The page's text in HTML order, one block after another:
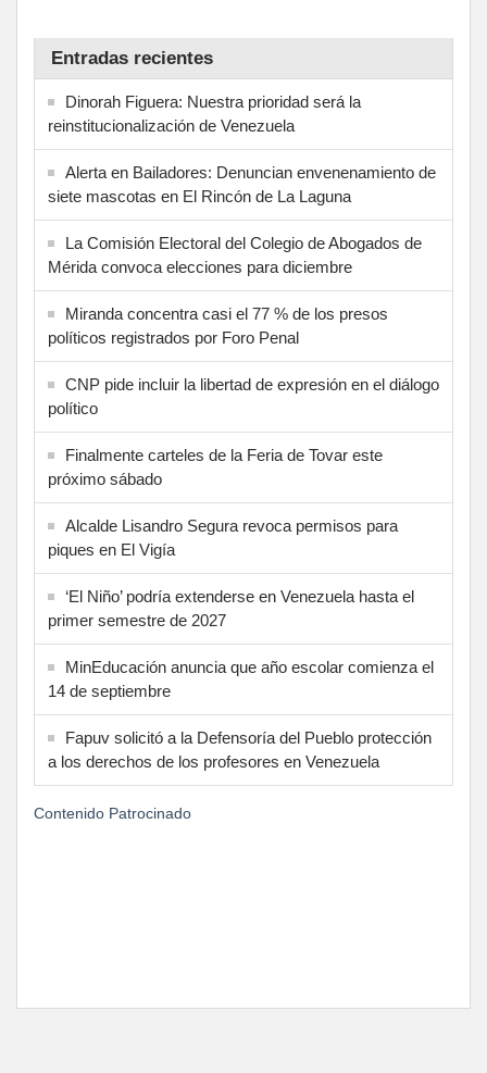
Entradas recientes
Dinorah Figuera: Nuestra prioridad será la
reinstitucionalización de Venezuela
Alerta en Bailadores: Denuncian envenenamiento de
siete mascotas en El Rincón de La Laguna
La Comisión Electoral del Colegio de Abogados de
Mérida convoca elecciones para diciembre
Miranda concentra casi el 77 % de los presos
políticos registrados por Foro Penal
CNP pide incluir la libertad de expresión en el diálogo
político
Finalmente carteles de la Feria de Tovar este
próximo sábado
Alcalde Lisandro Segura revoca permisos para
piques en El Vigía
‘El Niño’ podría extenderse en Venezuela hasta el
primer semestre de 2027
MinEducación anuncia que año escolar comienza el
14 de septiembre
Fapuv solicitó a la Defensoría del Pueblo protección
a los derechos de los profesores en Venezuela
Contenido Patrocinado